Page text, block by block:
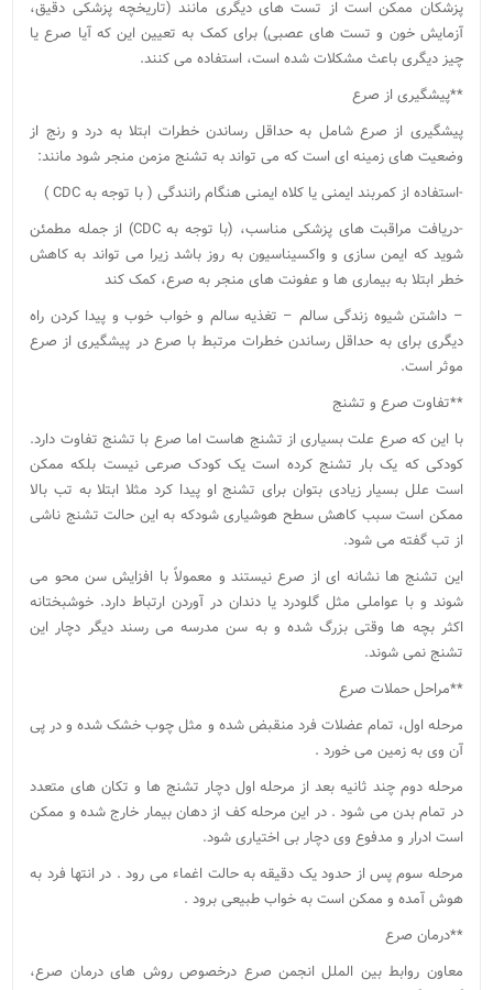
پزشکان ممکن است از تست های دیگری مانند (تاریخچه پزشکی دقیق،
آزمایش خون و تست های عصبی) برای کمک به تعیین این که آیا صرع یا
چیز دیگری باعث مشکلات شده است، استفاده می کنند.
**پیشگیری از صرع
پیشگیری از صرع شامل به حداقل رساندن خطرات ابتلا به درد و رنج از
وضعیت های زمینه ای است که می تواند به تشنج مزمن منجر شود مانند:
-استفاده از کمربند ایمنی یا کلاه ایمنی هنگام رانندگی ( با توجه به CDC )
-دریافت مراقبت های پزشکی مناسب، (با توجه به CDC) از جمله مطمئن
شوید که ایمن سازی و واکسیناسیون به روز باشد زیرا می تواند به کاهش
خطر ابتلا به بیماری ها و عفونت های منجر به صرع، کمک کند
– داشتن شیوه زندگی سالم – تغذیه سالم و خواب خوب و پیدا کردن راه
دیگری برای به حداقل رساندن خطرات مرتبط با صرع در پیشگیری از صرع
موثر است.
**تفاوت صرع و تشنج
با این که صرع علت بسیاری از تشنج هاست اما صرع با تشنج تفاوت دارد.
کودکی که یک بار تشنج کرده است یک کودک صرعی نیست بلکه ممکن
است علل بسیار زیادی بتوان برای تشنج او پیدا کرد مثلا ابتلا به تب بالا
ممکن است سبب کاهش سطح هوشیاری شودکه به این حالت تشنج ناشی
از تب گفته می شود.
این تشنج ها نشانه ای از صرع نیستند و معمولاً با افزایش سن محو می
شوند و با عواملی مثل گلودرد یا دندان در آوردن ارتباط دارد. خوشبختانه
اکثر بچه ها وقتی بزرگ شده و به سن مدرسه می رسند دیگر دچار این
تشنج نمی شوند.
**مراحل حملات صرع
مرحله اول، تمام عضلات فرد منقبض شده و مثل چوب خشک شده و در پی
آن وی به زمین می خورد .
مرحله دوم چند ثانیه بعد از مرحله اول دچار تشنج ها و تکان های متعدد
در تمام بدن می شود . در این مرحله کف از دهان بیمار خارج شده و ممکن
است ادرار و مدفوع وی دچار بی اختیاری شود.
مرحله سوم پس از حدود یک دقیقه به حالت اغماء می رود . در انتها فرد به
هوش آمده و ممکن است به خواب طبیعی برود .
**درمان صرع
معاون روابط بین الملل انجمن صرع درخصوص روش های درمان صرع،